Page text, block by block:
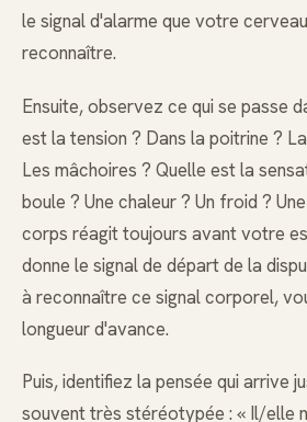
le signal d'alarme que votre
reconnaître.
Ensuite, observez ce qui se passe
est la tension ? Dans la poitrine ?
Les mâchoires ? Quelle est la
boule ? Une chaleur ? Un froid ?
corps réagit toujours avant votre
donne le signal de départ de la
à reconnaître ce signal corporel,
longueur d'avance.
Puis, identifiez la pensée qui arrive
souvent très stéréotypée : « Il/elle